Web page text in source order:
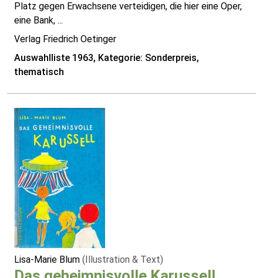
Platz gegen Erwachsene verteidigen, die hier eine Oper,
eine Bank, ...
Verlag Friedrich Oetinger
Auswahlliste 1963, Kategorie: Sonderpreis,
thematisch
Lisa-Marie Blum (Illustration & Text)